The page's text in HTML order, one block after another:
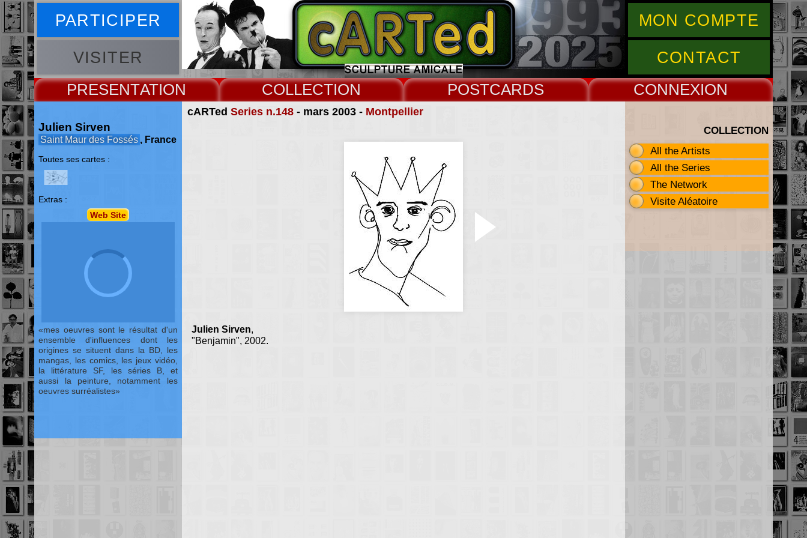
PARTICIPER
VISITER
MON COMPTE
CONTACT
PRESENT COLLECT CARDS CONNEX
cARTed Series n.148- mars 2003 - Montpellier
Julien Sirven,
"Benjamin", 2002.
Julien Sirven
Saint Maur des Fossés , France
Toutes ses cartes :
Extras :
Web Site
mes oeuvres sont le résultat d'un
ensemble d'influences dont les
origines se situent dans la BD, les
mangas, les comics, les jeux vidéo,
la littérature SF, les séries B, et
aussi la peinture, notamment les
oeuvres surréalistes
COLLECTION
All the Artists
All the Series
The Network
Visite Aléatoire